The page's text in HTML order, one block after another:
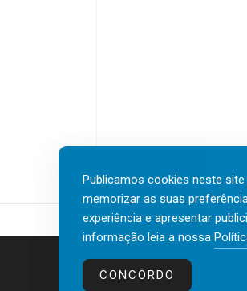
Contactos
Publicamos cookies neste
memorizar as suas
experiência e apresentar
informação leia a nossa
CONCORDO